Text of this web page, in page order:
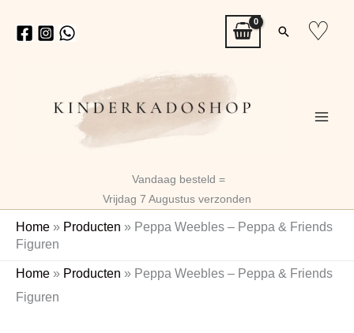
naar
Zoeken
♡
Vandaag besteld =
Vrijdag 7 Augustus verzonden
Home » Producten » Peppa Weebles – Peppa & Friends
Figuren
Home » Producten » Peppa Weebles – Peppa & Friends
Figuren
Peppa
-